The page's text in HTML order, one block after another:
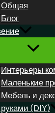
Общая
Блог
Интерьеры
Маленькие
Мебель и
(DIY)